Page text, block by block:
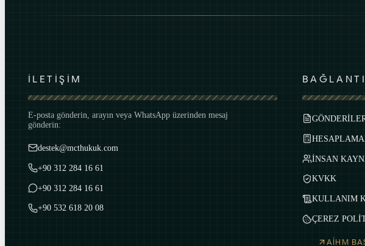
İLETİŞİM
E-posta gönderin, arayın veya WhatsApp üzerinden mesaj
gönderin:
destek@mcthukuk.com
+90 312 284 16 61
+90 312 284 16 61
+90 532 618 20 08
İNSAN
KVKK
KULLANIM
ÇEREZ
AİHM